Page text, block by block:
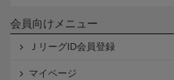
会員向けメニュー
ＪリーグID会員登録
マイページ